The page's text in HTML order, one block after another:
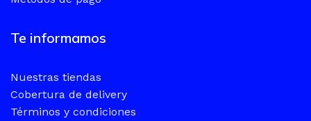
Te informamos
Nuestras tiendas
Cobertura de delivery
Términos y condiciones